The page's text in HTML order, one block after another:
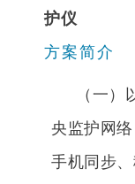
护仪
方案简介
（一
央监护网
手机同步、